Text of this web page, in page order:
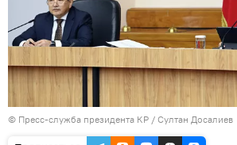
© Пресс-служба президента КР / Султан Досалиев